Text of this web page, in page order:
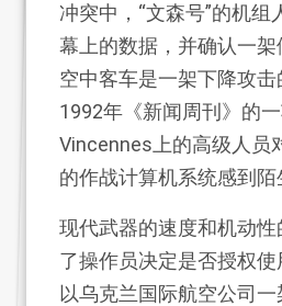
冲突中，“文森号”的机组
幕上的数据，并确认一
空中客车是一架下降攻击
1992年《新闻周刊》的一
Vincennes上的高级人员
的作战计算机系统感到陌
现代武器的速度和机动
了操作员决定是否授权使
以乌克兰国际航空公司